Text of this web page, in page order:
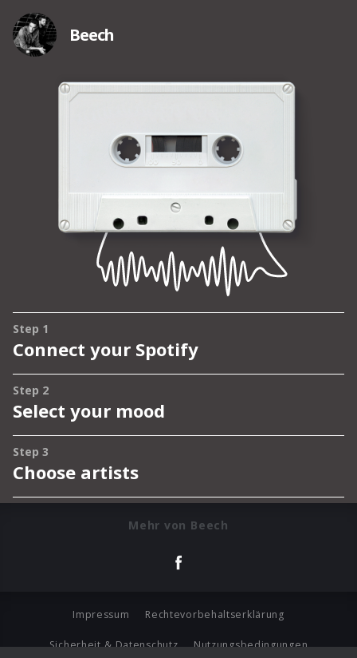
Mehr von Beech
Impressum Rechtevorbehaltserklärung
Sicherheit & Datenschutz Nutzungsbedingungen